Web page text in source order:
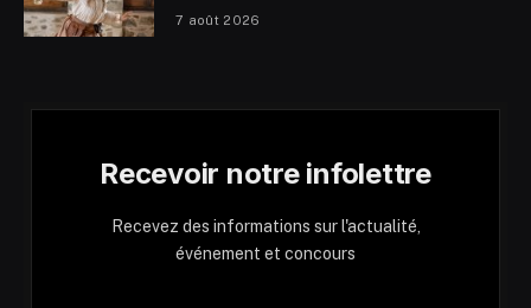
7 août 2026
Recevoir notre infolettre
Recevez des informations sur l'actualité,
événement et concours